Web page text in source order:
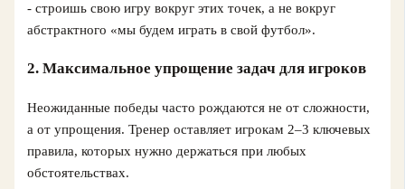
- строишь свою игру вокруг этих точек, а не вокруг
абстрактного «мы будем играть в свой футбол».
2. Максимальное упрощение задач для игроков
Неожиданные победы часто рождаются не от сложности,
а от упрощения. Тренер оставляет игрокам 2–3 ключевых
правила, которых нужно держаться при любых
обстоятельствах.